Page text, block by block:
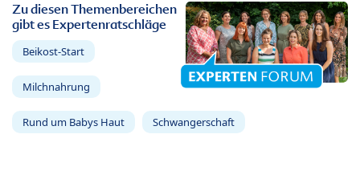
Zu diesen Themenbereichen
gibt es Expertenratschläge
Beikost-Start
Milchnahrung
Rund um Babys Haut Schwangerschaft